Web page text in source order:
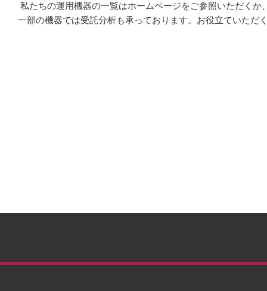
私たちの運用機器の一覧はホームページをご参照いただくか
一部の機器では受託分析も承っております。お役立ていただ